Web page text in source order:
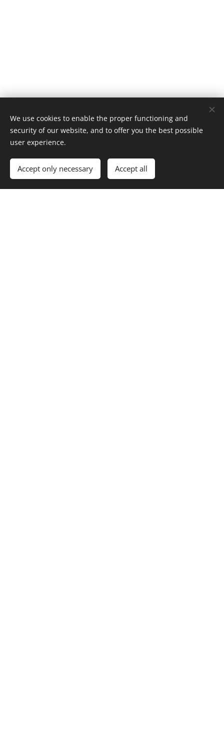
We use cookies to enable the proper functioning and
security of our website, and to offer you the best possible
user experience.
Accept only necessary Accept all